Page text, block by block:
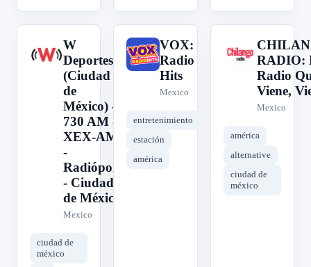
W
W
Deportes
(Ciudad
de
México) -
730 AM -
XEX-AM
-
Radiópolis
- Ciudad
de México
Mexico
ciudad de
méxico
V
VOX:
Radio
Hits
Mexico
entretenimiento
estación
américa
C
RADIO:
Radio
Viene,
Mexico
américa
alternative
ciudad de
méxico